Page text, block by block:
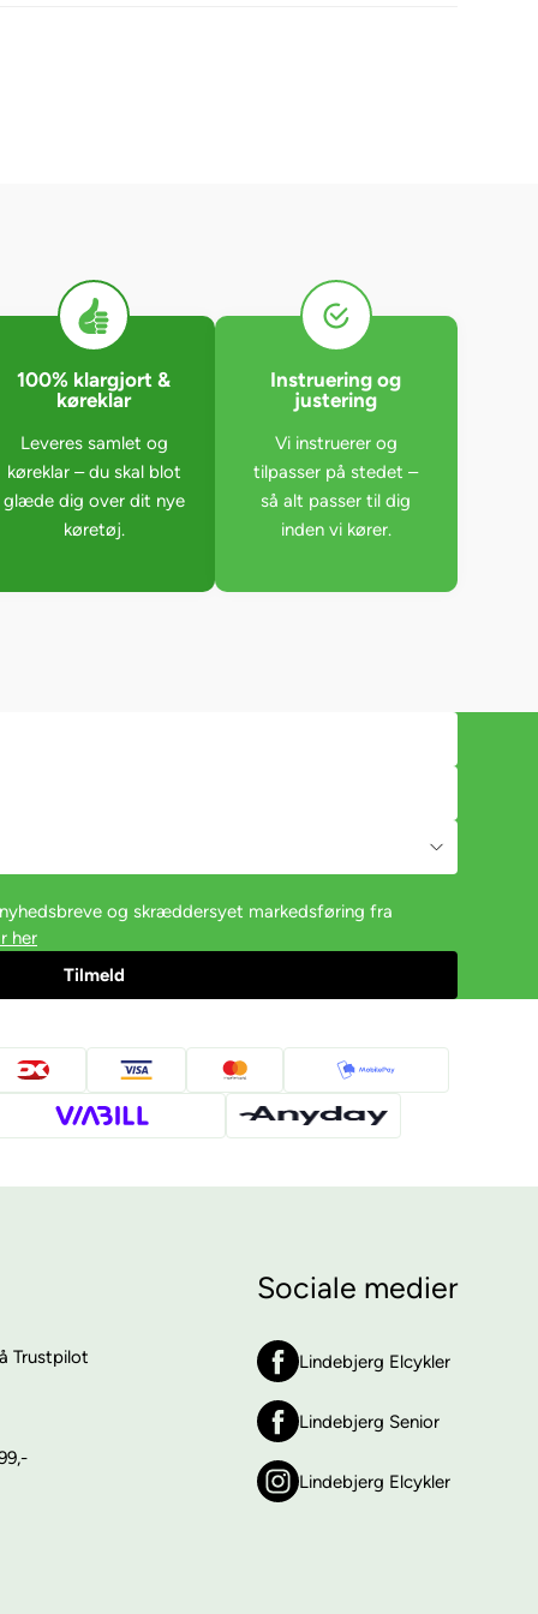
100% klargjort &
køreklar
Leveres samlet og
køreklar – du skal blot
glæde dig over dit nye
køretøj.
Instruering og
justering
Vi instruerer og
tilpasser på stedet –
så alt passer til dig
inden vi kører.
og skræddersyet markedsføring fra
her
Trustpilot
Sociale medier
Lindebjerg Elcykler
Lindebjerg Senior
Lindebjerg Elcykler